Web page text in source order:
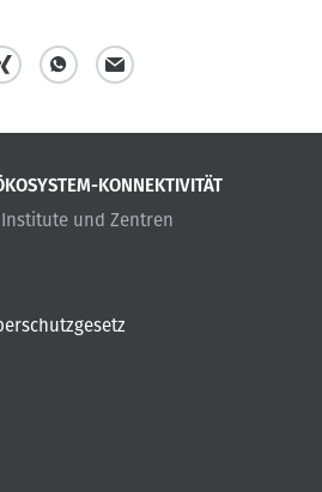
KONNEKTIVITÄT
und Zentren